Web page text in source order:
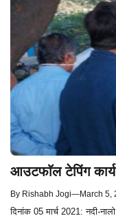
आउटफाॅल टेपिंग
By Rishabh Jogi—March 5,
दिनांक 05 मार्च 2021: नदी-